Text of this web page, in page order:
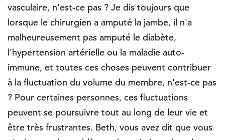
vasculaire, n'est-ce pas ? Je dis toujours que
lorsque le chirurgien a amputé la jambe, il n'a
malheureusement pas amputé le diabète,
l'hypertension artérielle ou la maladie auto-
immune, et toutes ces choses peuvent contribuer
à la fluctuation du volume du membre, n'est-ce pas
? Pour certaines personnes, ces fluctuations
peuvent se poursuivre tout au long de leur vie et
être très frustrantes. Beth, vous avez dit que vous